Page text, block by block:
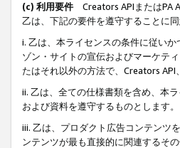
(c) 利用要件 Creators APIまたはPA
乙は、下記の要件を遵守することに同
i. 乙は、本ライセンスの条件に従い
ゾン・サイトの宣伝およびマーケテ
たはそれ以外の方法で、Creators
ii. 乙は、全ての仕様書類を含め、本
および資料を遵守するものとします。
iii. 乙は、プロダクト広告コンテンツ
ンテンツが最も直接的に関連するそ